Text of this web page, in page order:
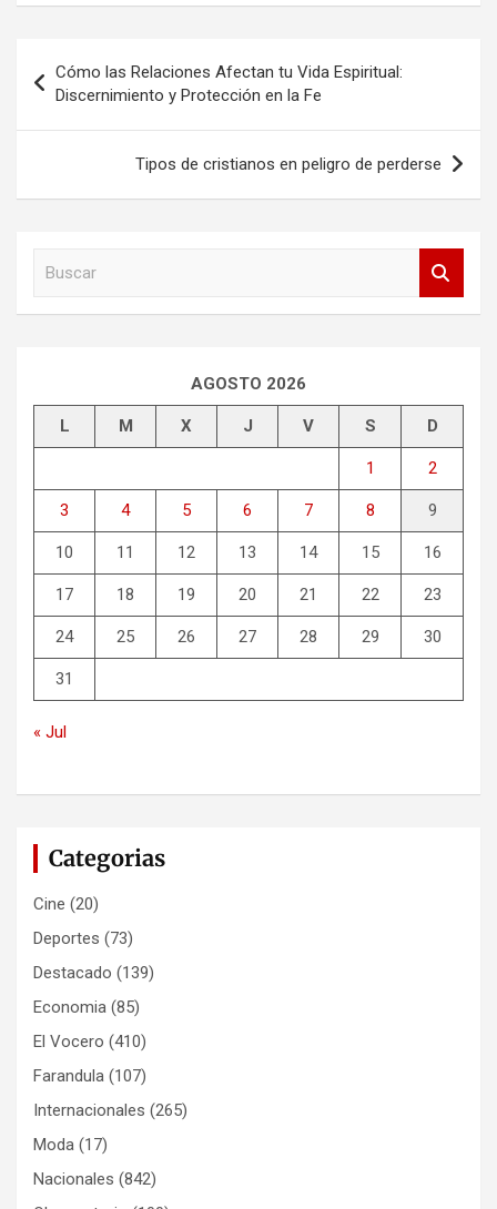
Navegación
de
entradas
Cómo las Relaciones Afectan tu Vida Espiritual:
Discernimiento y Protección en la Fe
Tipos de cristianos en peligro de perderse
AGOSTO 2026
L M X J V S D
1 2
3 4 5 6 7 8 9
10 11 12 13 14 15 16
17 18 19 20 21 22 23
24 25 26 27 28 29 30
31
« Jul
Categorias
Cine (20)
Deportes (73)
Destacado (139)
Economia (85)
El Vocero (410)
Farandula (107)
Internacionales (265)
Moda (17)
Nacionales (842)